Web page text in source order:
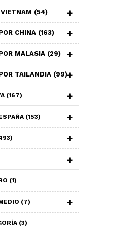
(54)
CHINA (163)
MALASIA (29)
TAILANDIA (99)
(167)
(153)
(1)
(7)
(3)